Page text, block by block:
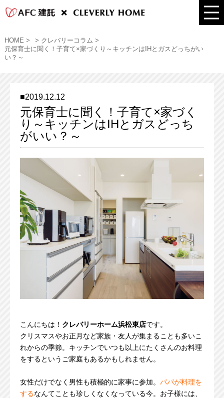
HOME
> クレバリーコラム
元保育士に聞く！子育て×家づくり～キッチンはIHとガスどっちがい
い？～
2019.12.12
元保育士に聞く！子育て×家づく
り～キッチンはIHとガスどっち
がいい？～
こんにちは！ クレバリーホーム浜松東店です。
クリスマスやお正月など家族・友人が集まることも多いこ
れからの季節。キッチンでいつも以上にたくさんのお料理
をするというご家庭もあるかもしれません。
女性だけでなく男性も積極的に家事に参加。 パパが料理を
するなんてことも珍しくなくなっている今。お子様には、